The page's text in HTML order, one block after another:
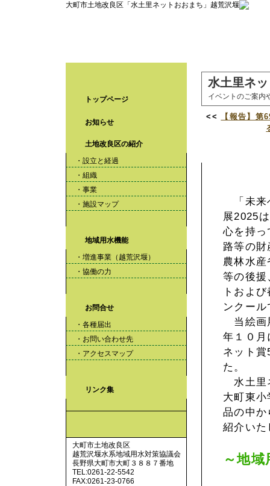
大町市土地改良区「水土里ネットおおまち」越荒沢堰
水土里ネ
イベントのご案内
<<
【報告】
「未来
展2025
心を持
路等の
農林水
等の後
トおよ
ンクー
当絵画
年１０
ネット
た。
水土里
大町東
品の中
紹介い
～地
トップページ
お知らせ
土地改良区の紹介
・設立と経過
・組織
・事業
・施設マップ
地域用水機能
・増進事業（越荒沢堰）
・協働の力
お問合せ
・各種届出
・お問い合わせ先
・アクセスマップ
リンク集
大町市土地改良区
越荒沢堰水系地域用水対策協議会
長野県大町市大町３８８７番地
TEL:0261-22-5542
FAX:0261-23-0766